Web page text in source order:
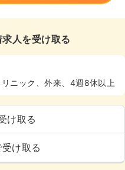
人を受け取る
ニック、外来、4週8休以上
け取る
け取る